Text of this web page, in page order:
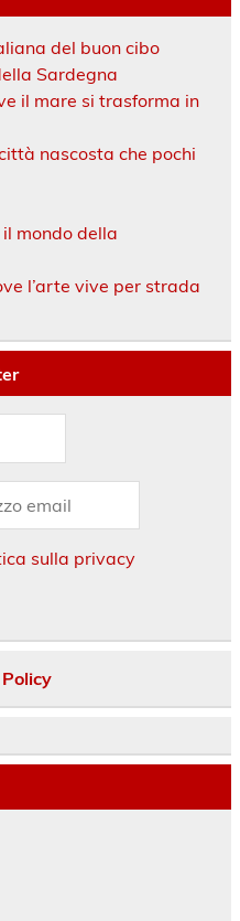
del buon cibo
Sardegna
il mare si trasforma in
nascosta che pochi
mondo della
l’arte vive per strada
sulla privacy